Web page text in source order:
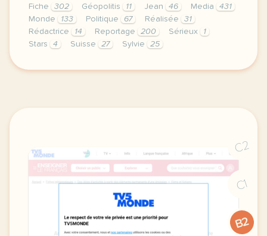
Fiche
302 Géopolitis 11 Jean 46 Media
431
Monde
133 Politique 67 Réalisée
31
Rédactrice
14 Reportage 200 Sérieux
1
Stars
4 Suisse 27 Sylvie 25
didomi host didomi components button cursor
C2
C1
B2